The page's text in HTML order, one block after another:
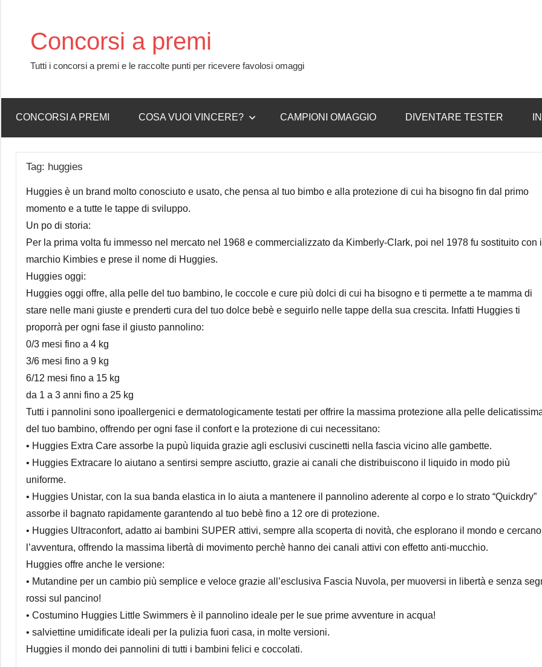
contentConcorsi a premi
Tutti i concorsi a premi e le raccolte punti per ricevere favolosi omaggi
CONCORSI A PREMI COSA VUOI VINCERE? CAMPIONI OMAGGIO DIVENTARE TESTER
Tag: huggies
Huggies è un brand molto conosciuto e usato, che pensa al tuo bimbo e alla protezione di cui ha bisogno fin dal primo
momento e a tutte le tappe di sviluppo.
Un po di storia:
Per la prima volta fu immesso nel mercato nel 1968 e commercializzato da Kimberly-Clark, poi nel 1978 fu sostituito con il
marchio Kimbies e prese il nome di Huggies.
Huggies oggi:
Huggies oggi offre, alla pelle del tuo bambino, le coccole e cure più dolci di cui ha bisogno e ti permette a te mamma di
stare nelle mani giuste e prenderti cura del tuo dolce bebè e seguirlo nelle tappe della sua crescita. Infatti Huggies ti
proporrà per ogni fase il giusto pannolino:
0/3 mesi fino a 4 kg
3/6 mesi fino a 9 kg
6/12 mesi fino a 15 kg
da 1 a 3 anni fino a 25 kg
Tutti i pannolini sono ipoallergenici e dermatologicamente testati per offrire la massima protezione alla pelle
del tuo bambino, offrendo per ogni fase il confort e la protezione di cui necessitano:
• Huggies Extra Care assorbe la pupù liquida grazie agli esclusivi cuscinetti nella fascia vicino alle gambette.
• Huggies Extracare lo aiutano a sentirsi sempre asciutto, grazie ai canali che distribuiscono il liquido in modo più
uniforme.
• Huggies Unistar, con la sua banda elastica in lo aiuta a mantenere il pannolino aderente al corpo e lo strato “Quickdry”
assorbe il bagnato rapidamente garantendo al tuo bebè fino a 12 ore di protezione.
• Huggies Ultraconfort, adatto ai bambini SUPER attivi, sempre alla scoperta di novità, che esplorano il mondo e cercano
l’avventura, offrendo la massima libertà di movimento perchè hanno dei canali attivi con effetto anti-mucchio.
Huggies offre anche le versione:
• Mutandine per un cambio più semplice e veloce grazie all’esclusiva Fascia Nuvola, per muoversi in libertà e senza
rossi sul pancino!
• Costumino Huggies Little Swimmers è il pannolino ideale per le sue prime avventure in acqua!
• salviettine umidificate ideali per la pulizia fuori casa, in molte versioni.
Huggies il mondo dei pannolini di tutti i bambini felici e coccolati.